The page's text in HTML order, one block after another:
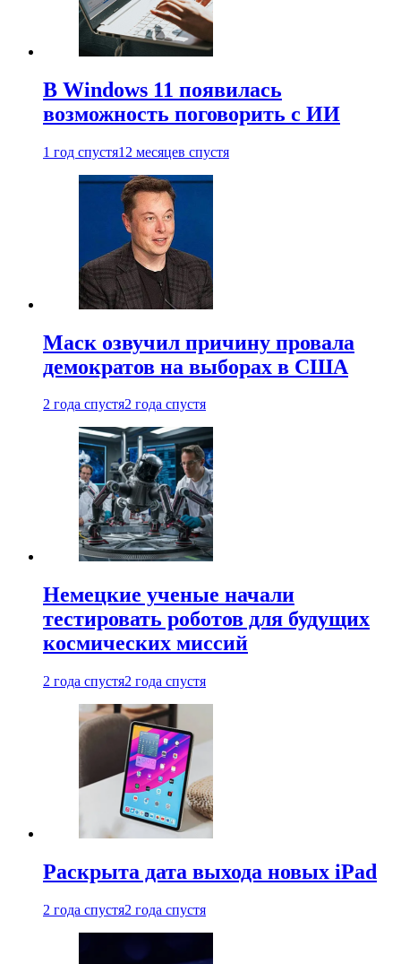
В Windows 11 появилась
возможность поговорить с ИИ
1 год спустя12 месяцев спустя
Маск озвучил причину провала
демократов на выборах в США
2 года спустя2 года спустя
Немецкие ученые начали
тестировать роботов для будущих
космических миссий
2 года спустя2 года спустя
Раскрыта дата выхода новых iPad
2 года спустя2 года спустя